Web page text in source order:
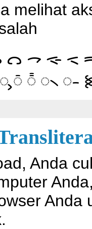
melihat
ᯎ ᯐ ᯑ
ᯮ ᯰ ᯱ ᯲ ᯳ ᯼
Anda
Anda